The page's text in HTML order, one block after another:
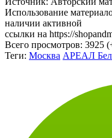
Источник: Авторский
Использование
наличии активной
ссылки на https://
Всего просмотров: 3925
Теги: Москва АРЕАЛ